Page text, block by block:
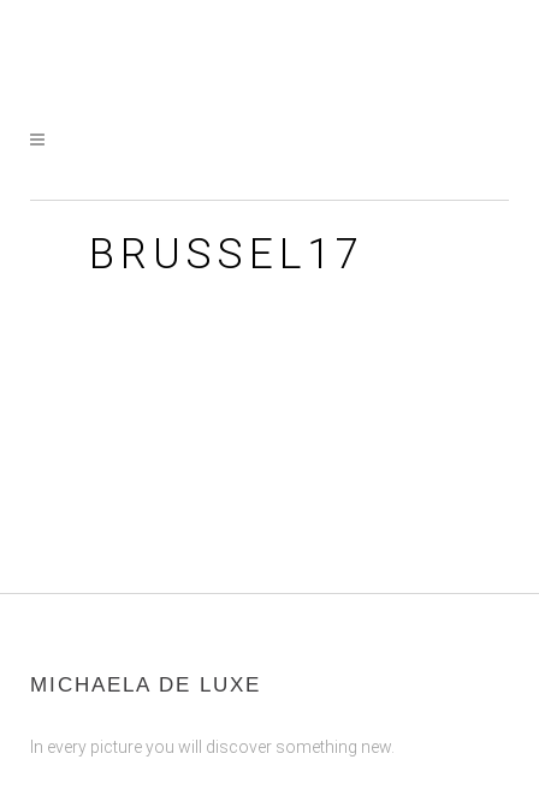
BRUSSEL17
MICHAELA DE LUXE
In every picture you will discover something new.